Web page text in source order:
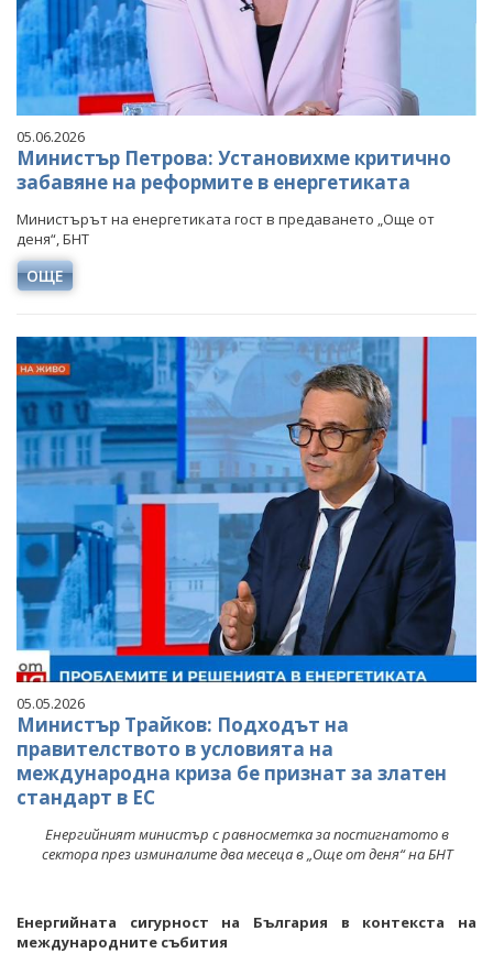
05.06.2026
Министър Петрова: Установихме критично
забавяне на реформите в енергетиката
Министърът на енергетиката гост в предаването „Още от
деня“, БНТ
ОЩЕ
05.05.2026
Министър Трайков: Подходът на
правителството в условията на
международна криза бе признат за златен
стандарт в ЕС
Енергийният министър с равносметка за постигнатото в
сектора през изминалите два месеца в „Още от деня“ на БНТ
Енергийната сигурност на България в контекста на
международните събития